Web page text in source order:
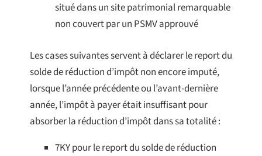
situé dans un site patrimonial remarquable
non couvert par un PSMV approuvé
Les cases suivantes servent à déclarer le report du
solde de réduction d’impôt non encore imputé,
lorsque l’année précédente ou l’avant-dernière
année, l’impôt à payer était insuffisant pour
absorber la réduction d’impôt dans sa totalité :
7KY pour le report du solde de réduction